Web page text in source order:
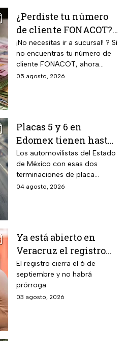
deben completar el cambio.
¿Perdiste tu número
de cliente FONACOT?
Así puedes
recuperarlo y
consultar tu crédito
2026
¡No necesitas ir a sucursal! ? Si
no encuentras tu número de
cliente FONACOT, ahora
puedes recuperarlo y
05 agosto, 2026
Placas 5 y 6 en
Edomex tienen hasta
el 31 de agosto 2026
para realizar la
verificación
vehicular o recibirán
Los automovilistas del Estado
de México con esas dos
terminaciones de placa
enfrentan el cierre de su
sanción de miles de pesos.
04 agosto, 2026
Ya está abierto en
Veracruz el registro
para becas de hasta
$3,000 pesos para
estudiantes de todos
los niveles: fecha
El registro cierra el 6 de
septiembre y no habrá
prórroga
03 agosto, 2026